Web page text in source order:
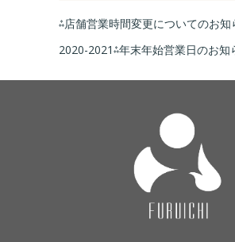
⁂店舗営業時間変更についてのお知
2020-2021⁂年末年始営業日のお知